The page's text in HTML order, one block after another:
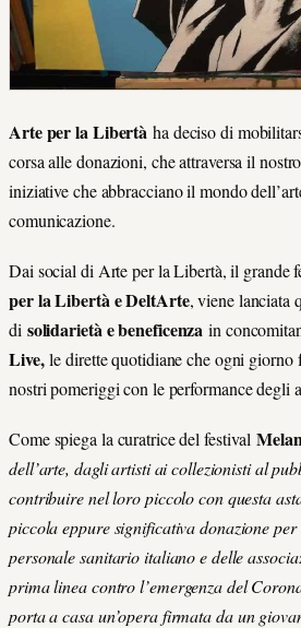
Arte per la Libertà ha deciso di
corsa alle donazioni, che attraversa il
iniziative che abbracciano il mondo
comunicazione.
Dai social di Arte per la Libertà, il grande
per la Libertà e DeltArte, viene lanciata
di solidarietà e beneficenza in
Live,le dirette quotidiane che ogni giorno
nostri pomeriggi con le performance degli
Come spiega la curatrice del festival
dell’arte, dagli artisti ai collezionisti al
contribuire nel loro piccolo con questa
piccola eppure significativa donazione per
personale sanitario italiano e delle
prima linea contro l’emergenza del
porta a casa un’opera firmata da un